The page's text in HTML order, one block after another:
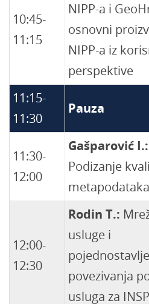
10:45-
11:15
NIPP-a i
osnovni
NIPP-a iz
perspektive
11:15-
11:30
Pauza
11:30-
12:00
Gašparović I.:
Podizanje
12:00-
12:30
Rodin T.:
usluge i
povezivanja
usluga za